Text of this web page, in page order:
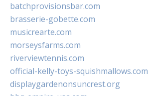
batchprovisionsbar.com
brasserie-gobette.com
musicrearte.com
morseysfarms.com
riverviewtennis.com
official-kelly-toys-squishmallows.com
displaygardenonsuncrest.org